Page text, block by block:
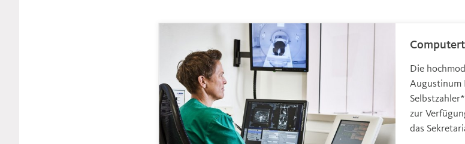
Die
Augustinum
zur
das